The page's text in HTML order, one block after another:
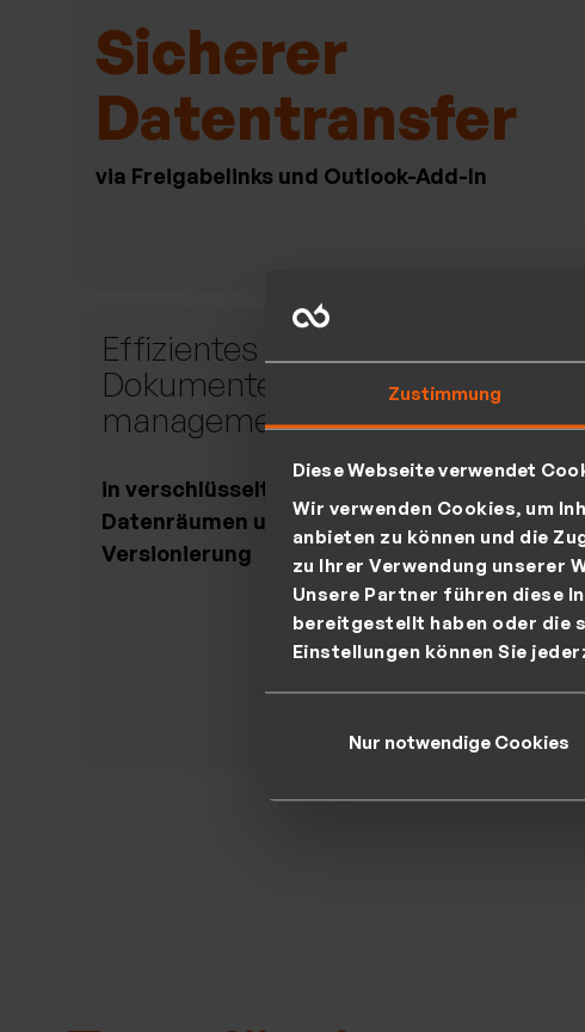
Zustimmung
Diese Webseite verwendet
Wir verwenden Cookies, um
anbieten zu können und die
zu Ihrer Verwendung unserer
Unsere Partner führen diese
bereitgestellt haben oder die
Einstellungen können Sie
Nur notwendige Cookies
Sicherer
Datentransfer
via Freigabelinks und Outlook-Add-In
Effizientes
Dokumenten-
management
in verschlüsselten
Datenräumen und Datei-
Versionierung